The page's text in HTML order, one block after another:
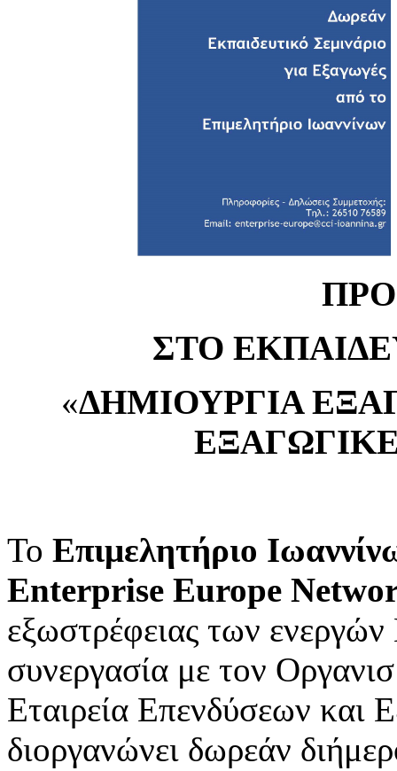
ΣΤΟ
«ΔΗΜΙΟΥΡΓΙΑ
Το Επιμελητήριο
Enterprise Europe
εξωστρέφειας των
συνεργασία με τον
Εταιρεία Επενδύσεων και
διοργανώνει δωρεάν